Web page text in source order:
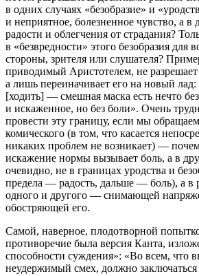
в одних случаях «безобразие» и
и неприятное, болезненное чувство, а
радости и облегчения от страдания?
в «безвредности» этого безобразия
стороны, зрителя или слушателя?
приводимый Аристотелем, не разрешает
а лишь переиначивает его на новый
[ходить] — смешная маска есть нечто
и искаженное, но без боли». Очень
провести эту границу, если мы
комического (в том, что касается
никаких проблем не возникает) —
искажение нормы вызывает боль, а в
очевидно, не в границах уродства и
предела — радость, дальше — боль), а в
одного и другого — снимающей
обостряющей его.
Самой, наверное, плодотворной
противоречие была версия Канта,
способности суждения»: «Во всем, что
неудержимый смех, должно